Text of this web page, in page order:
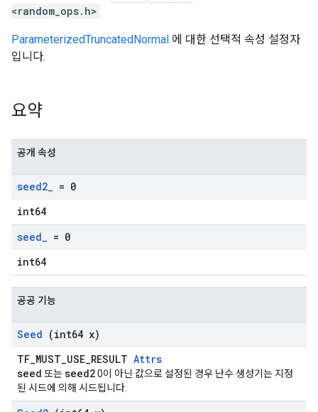
<random_ops.h>
ParameterizedTruncatedNormal 에 대한 선택적 속성 설정자
입니다.
요약
공개 속성
seed2_ = 0
int64
seed_ = 0
int64
공공 기능
Seed (int64 x)
TF_MUST_USE_RESULT Attrs
seed 또는seed20이 아닌 값으로 설정된 경우 난수 생성기는 지정
된 시드에 의해 시드됩니다.